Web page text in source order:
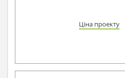
Ціна проекту